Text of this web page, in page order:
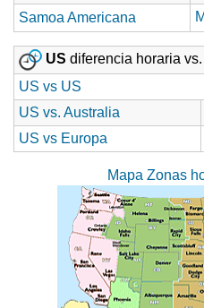
Samoa Americana
US diferencia horaria
US vs US
US vs. Australia
US vs Europa
Mapa Zonas